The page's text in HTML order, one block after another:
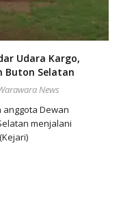
Udara Kargo,
Buton Selatan
News
anggota Dewan
menjalani